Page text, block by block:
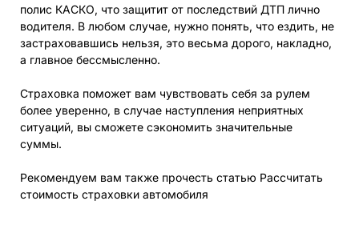
полис КАСКО, что защитит от последствий ДТП лично
водителя. В любом случае, нужно понять, что ездить, не
застраховавшись нельзя, это весьма дорого, накладно,
а главное бессмысленно.
Страховка поможет вам чувствовать себя за рулем
более уверенно, в случае наступления неприятных
ситуаций, вы сможете сэкономить значительные
суммы.
Рекомендуем вам также прочесть статью Рассчитать
стоимость страховки автомобиля